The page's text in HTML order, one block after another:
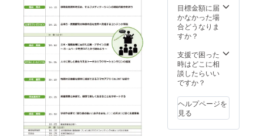
分）
（通常
価格
円） ※
ご利用
にはご
予約が
す。 ご
支援頂
きまし
た方に
い、動
画内容
のご要
望を お
ること
になり
ます。
２０２
月以
降。要
相談と
なりま
目標金額に届
かなかった場
合どうなりま
すか？
支援で困った
時はどこに相
談したらいい
ですか？
ヘルプページを
見る